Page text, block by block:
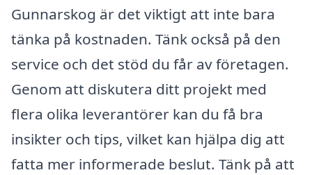
Gunnarskog är det viktigt att inte bara
tänka på kostnaden. Tänk också på den
service och det stöd du får av företagen.
Genom att diskutera ditt projekt med
flera olika leverantörer kan du få bra
insikter och tips, vilket kan hjälpa dig att
fatta mer informerade beslut. Tänk på att